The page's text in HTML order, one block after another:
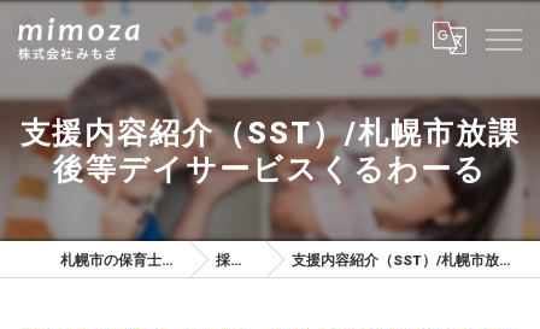
支援内容紹介（SST）/札幌市放課
後等デイサービスくるわーる
札幌市の保育士は株式会社みもざ 採用ブログ 支援内容紹介（SST）/札幌市放課後等デイサービスくるわーる